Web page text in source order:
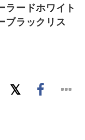
ラードホワイト
ブラックリス